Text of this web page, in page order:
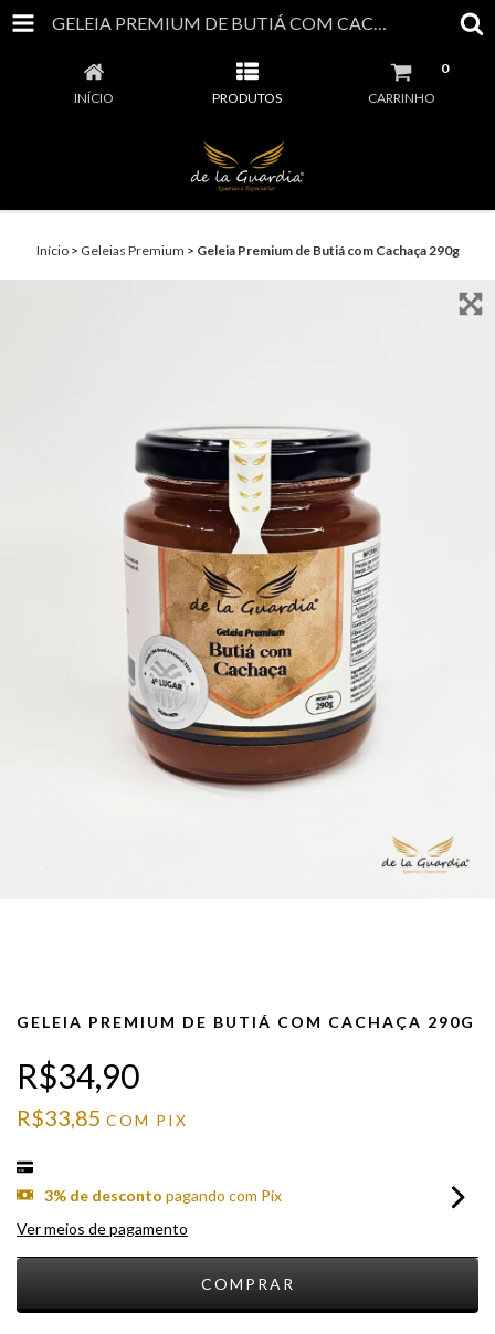
GELEIA PREMIUM DE BUTIÁ COM CACHAÇA 290G
INÍCIO PRODUTOS CARRINHO
0
Início > Geleias Premium > Geleia Premium de Butiá com Cachaça 290g
GELEIA PREMIUM DE BUTIÁ COM CACHAÇA 290G
R$34,90
R$33,85 COM PIX
3% de desconto pagando com Pix
Ver meios de pagamento